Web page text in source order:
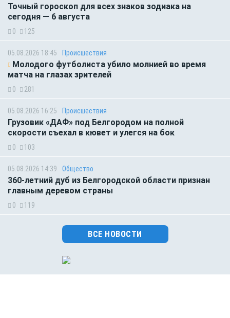
Точный гороскоп для всех знаков зодиака на
сегодня — 6 августа
0 125
05.08.2026 18:45 Происшествия
Молодого футболиста убило молнией во время
матча на глазах зрителей
0 281
05.08.2026 16:25 Происшествия
Грузовик «ДАФ» под Белгородом на полной
скорости съехал в кювет и улегся на бок
0 103
05.08.2026 14:39 Общество
360-летний дуб из Белгородской области признан
главным деревом страны
0 119
ВСЕ НОВОСТИ